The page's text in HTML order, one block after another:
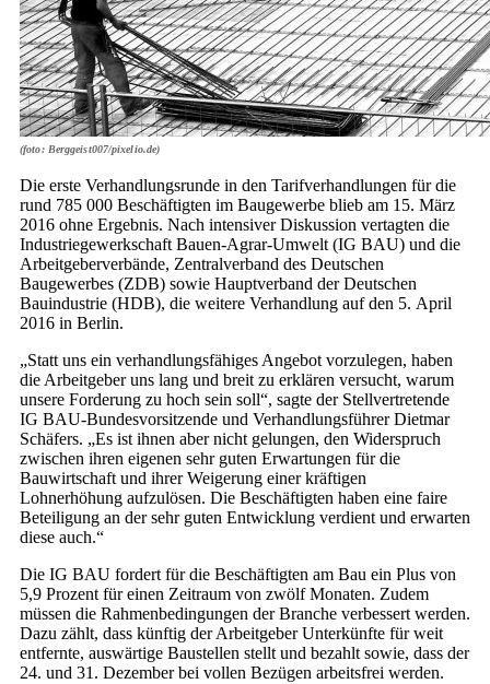
(foto: Berggeist007/pixelio.de)
Die erste Verhandlungsrunde in den Tarifverhandlungen für die
rund 785 000 Beschäftigten im Baugewerbe blieb am 15. März
2016 ohne Ergebnis. Nach intensiver Diskussion vertagten die
Industriegewerkschaft Bauen-Agrar-Umwelt (IG BAU) und die
Arbeitgeberverbände, Zentralverband des Deutschen
Baugewerbes (ZDB) sowie Hauptverband der Deutschen
Bauindustrie (HDB), die weitere Verhandlung auf den 5. April
2016 in Berlin.
„Statt uns ein verhandlungsfähiges Angebot vorzulegen, haben
die Arbeitgeber uns lang und breit zu erklären versucht, warum
unsere Forderung zu hoch sein soll“, sagte der Stellvertretende
IG BAU-Bundesvorsitzende und Verhandlungsführer Dietmar
Schäfers. „Es ist ihnen aber nicht gelungen, den Widerspruch
zwischen ihren eigenen sehr guten Erwartungen für die
Bauwirtschaft und ihrer Weigerung einer kräftigen
Lohnerhöhung aufzulösen. Die Beschäftigten haben eine faire
Beteiligung an der sehr guten Entwicklung verdient und erwarten
diese auch.“
Die IG BAU fordert für die Beschäftigten am Bau ein Plus von
5,9 Prozent für einen Zeitraum von zwölf Monaten. Zudem
müssen die Rahmenbedingungen der Branche verbessert werden.
Dazu zählt, dass künftig der Arbeitgeber Unterkünfte für weit
entfernte, auswärtige Baustellen stellt und bezahlt sowie, dass der
24. und 31. Dezember bei vollen Bezügen arbeitsfrei werden.